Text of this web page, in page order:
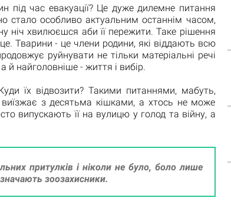
час евакуації? Це дуже дилемне питання
стало особливо актуальним останнім часом,
ніч хвилюєшся аби її пережити. Таке рішення
Тварини - це члени родини, які віддають всю
руйнувати не тільки матеріальні речі
й найголовніше - життя і вибір.
їх відвозити? Такими питаннями, мабуть,
виїзжає з десятьма кішками, а хтось не може
випускають її на вулицю у голод та війну, а
притулків і ніколи не було, боло лише
зоозахисники.